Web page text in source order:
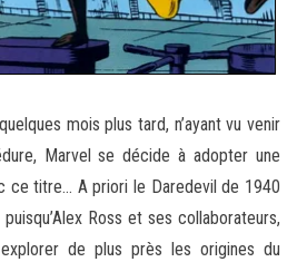
mois plus tard, n’ayant vu venir
Marvel se décide à adopter une
ce titre… A priori le Daredevil de 1940
Ross et ses collaborateurs,
de plus près les origines du